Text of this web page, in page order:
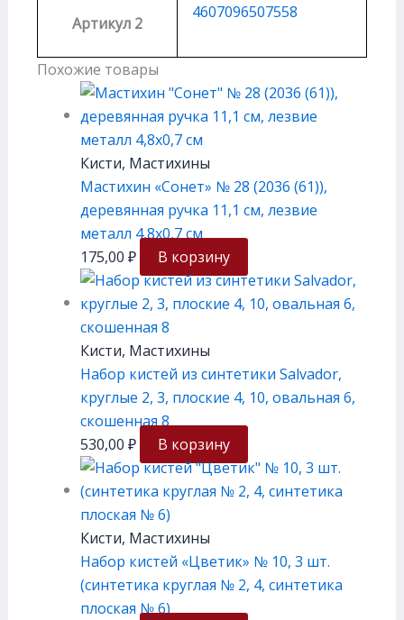
Артикул 2
4607096507558
Похожие товары
Кисти, Мастихины
Мастихин «Сонет» № 28 (2036 (61)),
деревянная ручка 11,1 см, лезвие
металл 4,8х0,7 см
175,00 ₽ В корзину
Кисти, Мастихины
Набор кистей из синтетики Salvador,
круглые 2, 3, плоские 4, 10, овальная 6,
скошенная 8
530,00 ₽ В корзину
Кисти, Мастихины
Набор кистей «Цветик» № 10, 3 шт.
(синтетика круглая № 2, 4, синтетика
плоская № 6)